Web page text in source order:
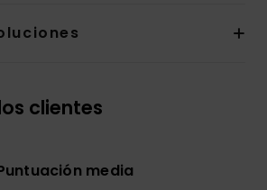
clientes
media